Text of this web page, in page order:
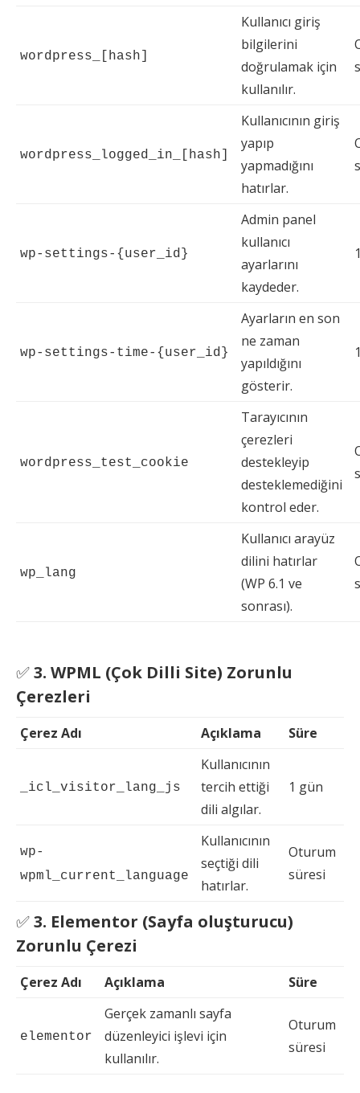
wordpress_[hash]
Kullanıcı giriş
bilgilerini
doğrulamak için
kullanılır.
wordpress_logged_in_[hash]
Kullanıcının giriş
yapıp
yapmadığını
hatırlar.
wp-settings-{user_id}
Admin panel
kullanıcı
ayarlarını
kaydeder.
wp-settings-time-{user_id}
Ayarların en son
ne zaman
yapıldığını
gösterir.
wordpress_test_cookie
Tarayıcının
çerezleri
destekleyip
desteklemediğini
kontrol eder.
wp_lang
Kullanıcı arayüz
dilini hatırlar
(WP 6.1 ve
sonrası).
✅3. WPML (Çok Dilli Site) Zorunlu
Çerezleri
Çerez Adı Açıklama Süre
_icl_visitor_lang_js
Kullanıcının
tercih ettiği
dili algılar.
1 gün
wp-
wpml_current_language
Kullanıcının
seçtiği dili
hatırlar.
Oturum
süresi
✅3. Elementor (Sayfa oluşturucu)
Zorunlu Çerezi
Çerez Adı Açıklama Süre
elementor
Gerçek zamanlı sayfa
düzenleyici işlevi için
kullanılır.
Oturum
süresi